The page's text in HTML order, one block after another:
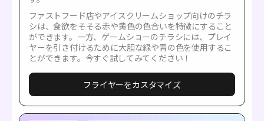
ファストフード店やアイスクリームショップ向けのチラ
シは、食欲をそそる赤や黄色の色合いを特徴にすること
ができます。一方、ゲームショーのチラシには、プレイ
ヤーを引き付けるために大胆な緑や青の色を使用するこ
とができます。今すぐ試してみてください！
フライヤーをカスタマイズ